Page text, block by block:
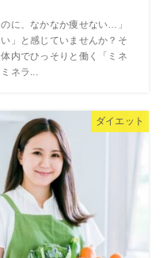
に、なかなか痩せない…」
」と感じていませんか？そ
内でひっそりと働く「ミネ
ネラ...
ダイエット